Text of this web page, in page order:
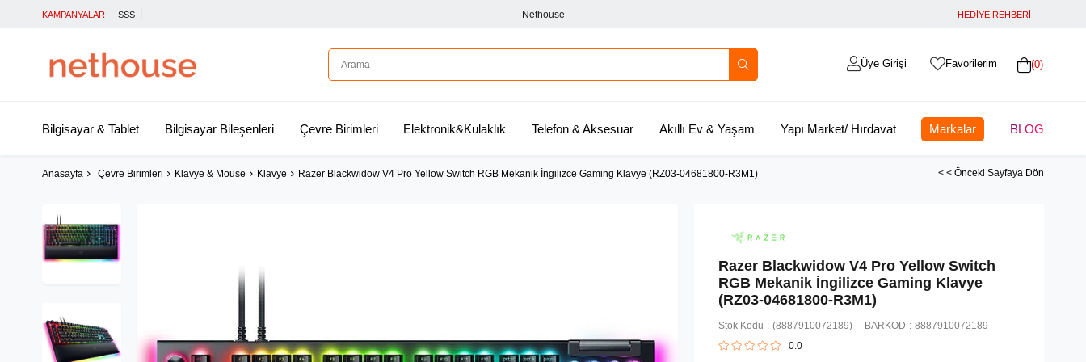
KAMPANYALAR SSS Nethouse HEDİYE REHBERİ
0
Favorilerim
Üye Girişi
Bilgisayar & Tablet Bilgisayar Bileşenleri Çevre Birimleri Elektronik&Kulaklık Telefon & Aksesuar Akıllı Ev & Yaşam Yapı Market/ Hırdavat Markalar BLOG
Anasayfa Çevre Birimleri Klavye & Mouse Klavye Razer Blackwidow V4 Pro Yellow Switch RGB Mekanik İngilizce Gaming Klavye (RZ03-04681800-R3M1) < < Önceki Sayfaya Dön
Razer Blackwidow V4 Pro Yellow Switch
RGB Mekanik İngilizce Gaming Klavye
(RZ03-04681800-R3M1)
Stok Kodu (8887910072189) BARKOD : 8887910072189
0.0